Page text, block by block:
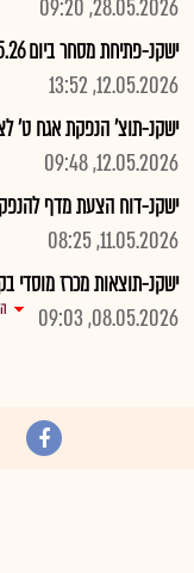
28.05.2026, 09:20
ישקנ-פתיחת מסחר ביום 13.5.26- ישראל קנדה אגחט
12.05.2026, 13:52
ישקנ-תוצ' הנפקת אגח ט'
12.05.2026, 09:48
ישקנ-דוח הצעת מדף להנפקת
11.05.2026, 08:25
ישקנ-תוצאות מכרז מוסדי
08.05.2026, 09:03